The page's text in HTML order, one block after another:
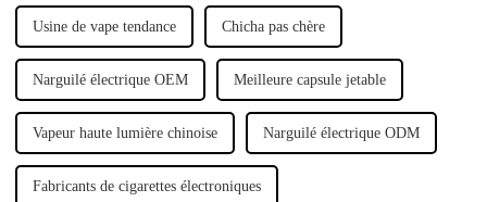
Usine de vape tendance Chicha pas chère
Narguilé électrique OEM Meilleure capsule jetable
Vapeur haute lumière chinoise Narguilé électrique ODM
Fabricants de cigarettes électroniques